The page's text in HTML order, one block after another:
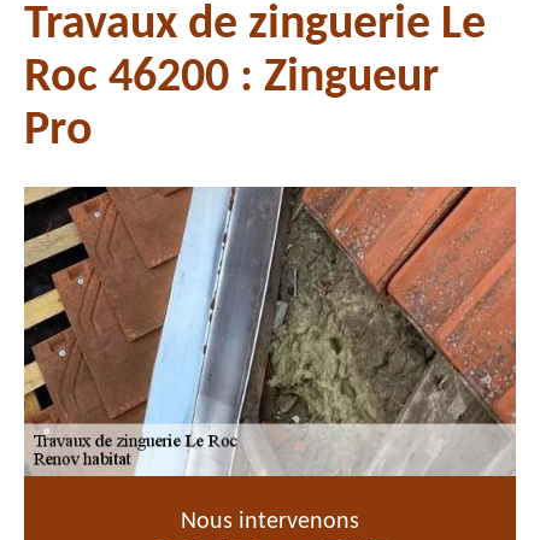
Travaux de zinguerie Le
Roc 46200 : Zingueur
Pro
Nous intervenons